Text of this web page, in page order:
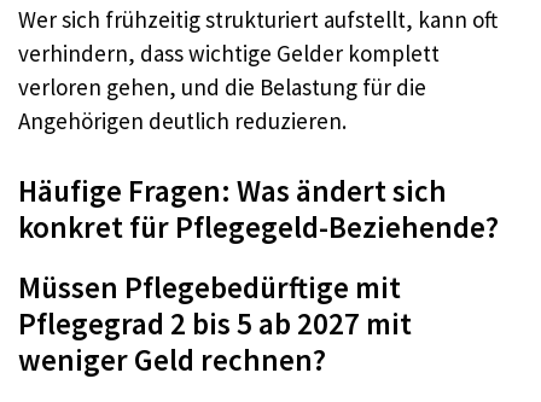
Wer sich frühzeitig strukturiert aufstellt, kann oft
verhindern, dass wichtige Gelder komplett
verloren gehen, und die Belastung für die
Angehörigen deutlich reduzieren.
Häufige Fragen: Was ändert sich
konkret für Pflegegeld-Beziehende?
Müssen Pflegebedürftige mit
Pflegegrad 2 bis 5 ab 2027 mit
weniger Geld rechnen?